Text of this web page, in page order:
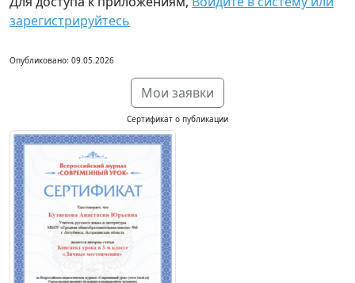
зарегистрируйтесь
Опубликовано: 09.05.2026
Мои заявки
Сертификат о публикации